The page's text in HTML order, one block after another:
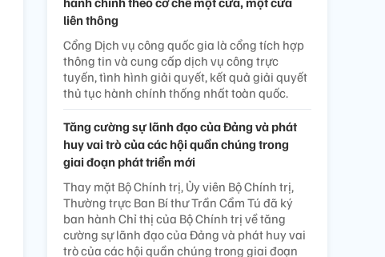
liên thông
Cổng Dịch vụ công quốc gia là cổng tích hợp
thông tin và cung cấp dịch vụ công trực
tuyến, tình hình giải quyết, kết quả giải quyết
thủ tục hành chính thống nhất toàn quốc.
Tăng cường sự lãnh đạo của Đảng và phát
huy vai trò của các hội quần chúng trong
giai đoạn phát triển mới
Thay mặt Bộ Chính trị, Ủy viên Bộ Chính trị,
Thường trực Ban Bí thư Trần Cẩm Tú đã ký
ban hành Chỉ thị của Bộ Chính trị về tăng
cường sự lãnh đạo của Đảng và phát huy vai
trò của các hội quần chúng trong giai đoạn